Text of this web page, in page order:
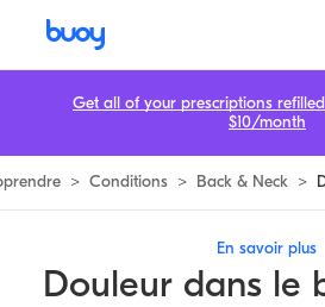
> Conditions > Back & Neck >
En savoir plus
Douleur dans le
Get all of your prescriptions
$10/month